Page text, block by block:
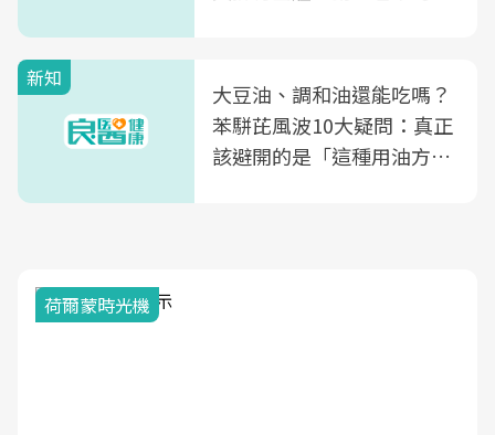
新知
大豆油、調和油還能吃嗎？
苯駢芘風波10大疑問：真正
該避開的是「這種用油方
荷爾蒙時光機